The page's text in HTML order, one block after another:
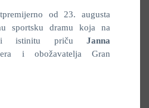
od 23. augusta
sportsku dramu koja na
istinitu priču Janna
i obožavatelja Gran